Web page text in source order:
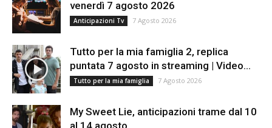
venerdì 7 agosto 2026
Anticipazioni Tv 7 Agosto 2026
Tutto per la mia famiglia 2, replica
puntata 7 agosto in streaming | Video...
Tutto per la mia famiglia 7 Agosto 2026
My Sweet Lie, anticipazioni trame dal 10